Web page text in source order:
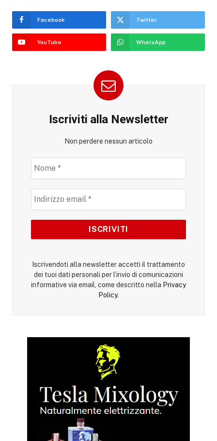
Facebook Twitter
YouTube WhatsApp
Iscriviti alla Newsletter
Non perdere nessun articolo
Iscrivendoti alla newsletter accetti il trattamento
dei tuoi dati personali per l’invio di comunicazioni
informative via email, come descritto nella Privacy
Policy.